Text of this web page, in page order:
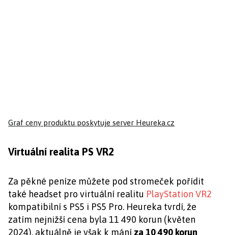
Graf ceny produktu poskytuje server Heureka.cz
Virtuální realita PS VR2
Za pěkné peníze můžete pod stromeček pořídit
také headset pro virtuální realitu PlayStation VR2
kompatibilní s PS5 i PS5 Pro. Heureka tvrdí, že
zatím nejnižší cena byla 11 490 korun (květen
2024), aktuálně je však k máníza 10 490 korun